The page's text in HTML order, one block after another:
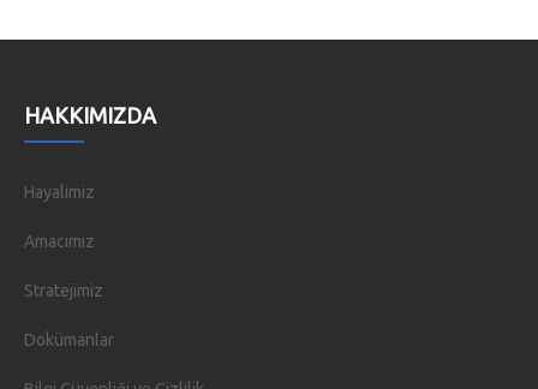
HAKKIMIZDA
Hayalimiz
Amacımız
Stratejimiz
Dokümanlar